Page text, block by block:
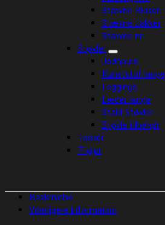
Stævne Bluser
Stævne Jakker
Stævne nr.
Støvler
Jodhpurs
Kunststof lange
Leggings
Læder lange
Stald Støvler
Støvle tilbehør
Tasker
Trøjer
Beskrivelse
Yderligere information